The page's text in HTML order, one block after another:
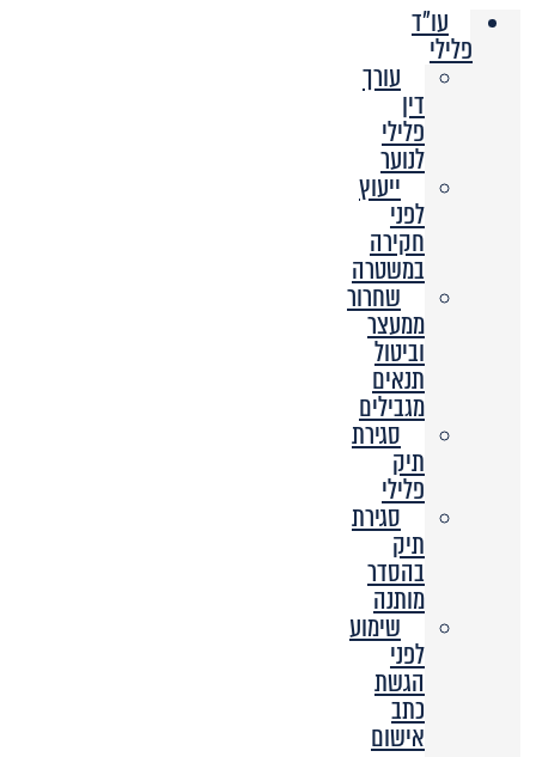
עו"ד
פלילי
עורך
דין
פלילי
לנוער
ייעוץ
לפני
חקירה
במשטרה
שחרור
ממעצר
וביטול
תנאים
מגבילים
סגירת
תיק
פלילי
סגירת
תיק
בהסדר
מותנה
שימוע
לפני
הגשת
כתב
אישום